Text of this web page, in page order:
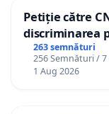
Petiție către
discriminarea
către
263 semnături
256 Semnături / 7
1 Aug 2026